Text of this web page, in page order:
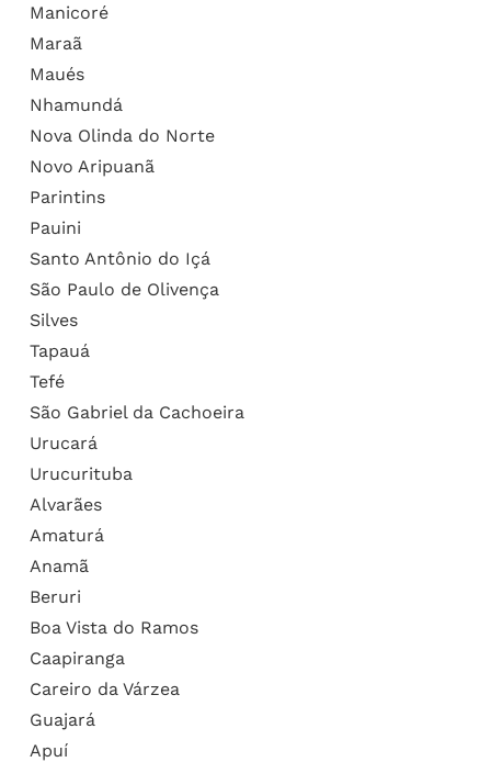
Manicoré
Maraã
Maués
Nhamundá
Nova Olinda do Norte
Novo Aripuanã
Parintins
Pauini
Santo Antônio do Içá
São Paulo de Olivença
Silves
Tapauá
Tefé
São Gabriel da Cachoeira
Urucará
Urucurituba
Alvarães
Amaturá
Anamã
Beruri
Boa Vista do Ramos
Caapiranga
Careiro da Várzea
Guajará
Apuí